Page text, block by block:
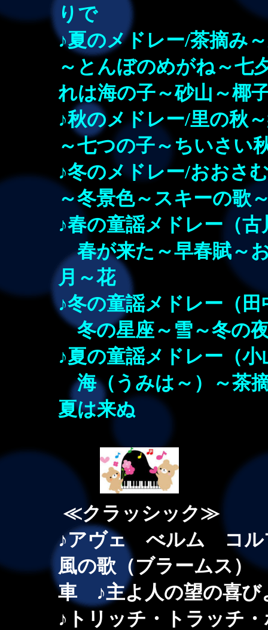
りで
♪夏のメドレー/茶摘み
～とんぼのめがね～
れは海の子～砂山～椰
♪秋のメドレー/里の秋
～七つの子～ちいさ
♪冬のメドレー/おおさ
～冬景色～スキーの
♪春の童謡メドレー（古
春が来た～早春賦～
月～花
♪冬の童謡メドレー（田
冬の星座～雪～冬の
♪夏の童謡メドレー（小
海（うみは～）～茶
夏は来ぬ
≪クラッシック≫
♪アヴェ べルム コル
風の歌（ブラームス
車 ♪主よ人の望の喜
♪トリッチ・トラッ